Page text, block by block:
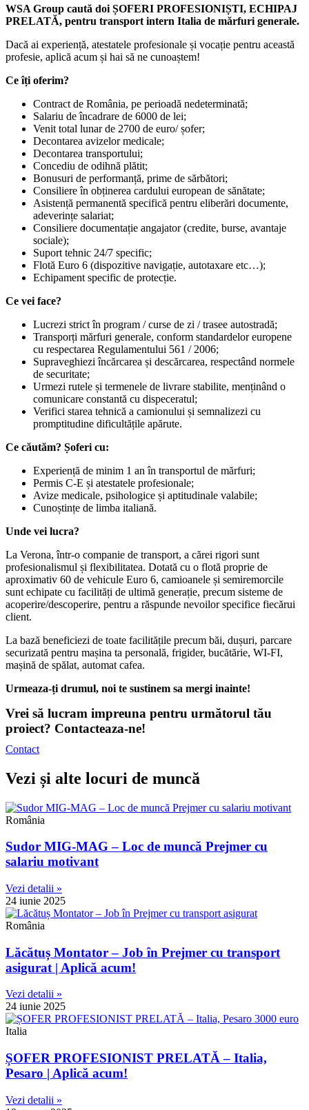
WSA Group caută doi ȘOFERI PROFESIONIȘTI, ECHIPAJ
PRELATĂ, pentru transport intern Italia de mărfuri generale.
Dacă ai experiență, atestatele profesionale și vocație pentru această
profesie, aplică acum și hai să ne cunoaștem!
Ce îți oferim?
Contract de România, pe perioadă nedeterminată;
Salariu de încadrare de 6000 de lei;
Venit total lunar de 2700 de euro/ șofer;
Decontarea avizelor medicale;
Decontarea transportului;
Concediu de odihnă plătit;
Bonusuri de performanță, prime de sărbători;
Consiliere în obținerea cardului european de sănătate;
Asistență permanentă specifică pentru eliberări documente,
adeverințe salariat;
Consiliere documentație angajator (credite, burse, avantaje
sociale);
Suport tehnic 24/7 specific;
Flotă Euro 6 (dispozitive navigație, autotaxare etc…);
Echipament specific de protecție.
Ce vei face?
Lucrezi strict în program / curse de zi / trasee autostradă;
Transporți mărfuri generale, conform standardelor europene
cu respectarea Regulamentului 561 / 2006;
Supraveghiezi încărcarea și descărcarea, respectând normele
de securitate;
Urmezi rutele și termenele de livrare stabilite, menținând o
comunicare constantă cu dispeceratul;
Verifici starea tehnică a camionului și semnalizezi cu
promptitudine dificultățile apărute.
Ce căutăm? Șoferi cu:
Experiență de minim 1 an în transportul de mărfuri;
Permis C-E și atestatele profesionale;
Avize medicale, psihologice și aptitudinale valabile;
Cunoștințe de limba italiană.
Unde vei lucra?
La Verona, într-o companie de transport, a cărei rigori sunt
profesionalismul și flexibilitatea. Dotată cu o flotă proprie de
aproximativ 60 de vehicule Euro 6, camioanele și semiremorcile
sunt echipate cu facilități de ultimă generație, precum sisteme de
acoperire/descoperire, pentru a răspunde nevoilor specifice fiecărui
client.
La bază beneficiezi de toate facilitățile precum băi, dușuri, parcare
securizată pentru mașina ta personală, frigider, bucătărie, WI-FI,
mașină de spălat, automat cafea.
Urmeaza-ți drumul, noi te sustinem sa mergi inainte!
Vrei să lucram impreuna pentru următorul tău
proiect? Contacteaza-ne!
Contact
Vezi și alte locuri de muncă
România
Sudor MIG-MAG – Loc de muncă Prejmer cu
salariu motivant
Vezi detalii »
24 iunie 2025
România
Lăcătuș Montator – Job în Prejmer cu transport
asigurat | Aplică acum!
Vezi detalii »
24 iunie 2025
Italia
ȘOFER PROFESIONIST PRELATĂ – Italia,
Pesaro | Aplică acum!
Vezi detalii »